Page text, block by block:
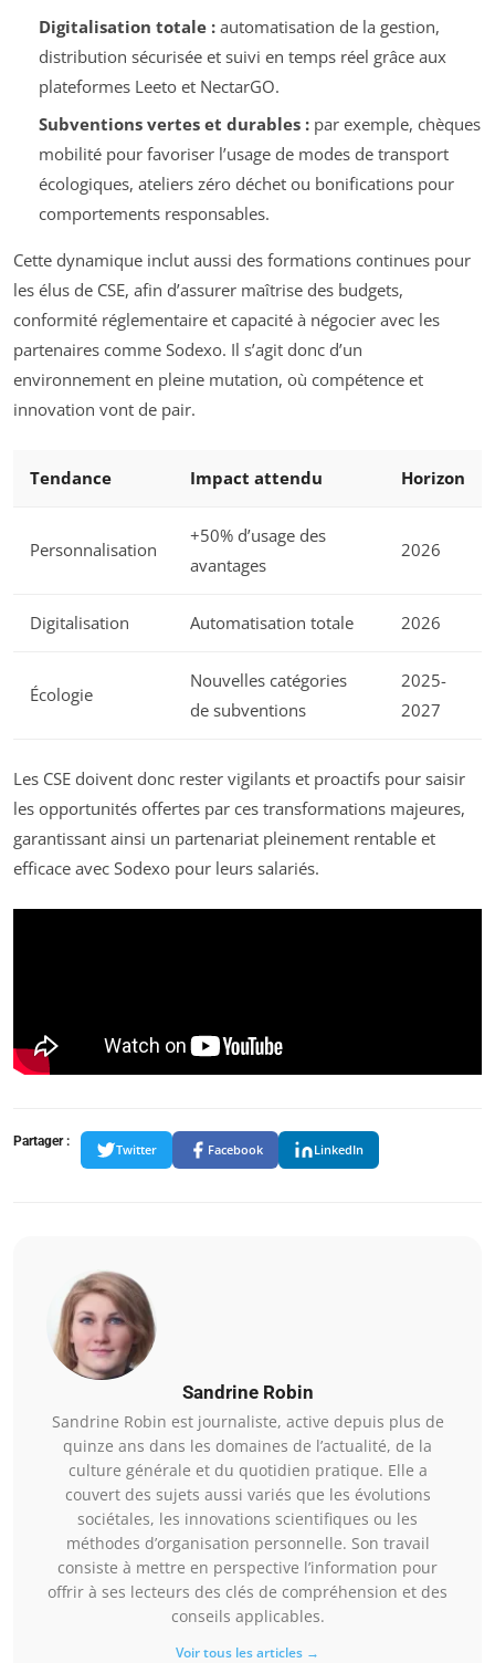
Digitalisation totale :automatisation de la gestion,
distribution sécurisée et suivi en temps réel grâce aux
plateformes Leeto et NectarGO.
Subventions vertes et durables :par exemple, chèques
mobilité pour favoriser l’usage de modes de transport
écologiques, ateliers zéro déchet ou bonifications pour
comportements responsables.
Cette dynamique inclut aussi des formations continues pour
les élus de CSE, afin d’assurer maîtrise des budgets,
conformité réglementaire et capacité à négocier avec les
partenaires comme Sodexo. Il s’agit donc d’un
environnement en pleine mutation, où compétence et
innovation vont de pair.
Tendance Impact attendu Horizon
Personnalisation
+50% d’usage des
avantages
2026
Digitalisation Automatisation totale 2026
Écologie
Nouvelles catégories
de subventions
2025-
2027
Les CSE doivent donc rester vigilants et proactifs pour saisir
les opportunités offertes par ces transformations majeures,
garantissant ainsi un partenariat pleinement rentable et
efficace avec Sodexo pour leurs salariés.
Partager :
Twitter Facebook LinkedIn
Sandrine Robin
Sandrine Robin est journaliste, active depuis plus de
quinze ans dans les domaines de l’actualité, de la
culture générale et du quotidien pratique. Elle a
couvert des sujets aussi variés que les évolutions
sociétales, les innovations scientifiques ou les
méthodes d’organisation personnelle. Son travail
consiste à mettre en perspective l’information pour
offrir à ses lecteurs des clés de compréhension et des
conseils applicables.
Voir tous les articles →